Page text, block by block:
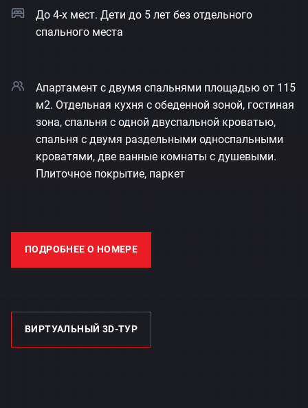
До 4-х мест. Дети до 5 лет без отдельного
спального места
Апартамент с двумя спальнями площадью от 115
м2. Отдельная кухня с обеденной зоной, гостиная
зона, спальня с одной двуспальной кроватью,
спальня с двумя раздельными односпальными
кроватями, две ванные комнаты с душевыми.
Плиточное покрытие, паркет
ПОДРОБНЕЕ О НОМЕРЕ
ВИРТУАЛЬНЫЙ 3D-ТУР